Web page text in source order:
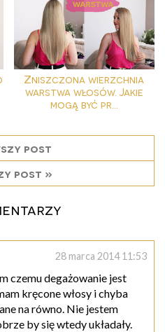
Zniszczona wierzchnia
warstwa włosów. Jakie
mogą być pr...
post
post »
28 marca 2014 11:53
czemu degażowanie jest
kręcone włosy i chyba
na równo. Nie jestem
by się wtedy układały.